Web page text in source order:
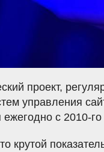
проект,
управления
ежегодно с 2010-го
крутой